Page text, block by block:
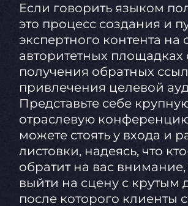
Если говорить языком
это процесс создания и
экспертного контента на
авторитетных площадках
получения обратных
привлечения целевой
Представьте себе
отраслевую
можете стоять у входа и
листовки, надеясь, что
обратит на вас
выйти на сцену с крутым
после которого клиенты